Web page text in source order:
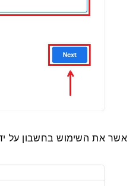
אשר את השימוש בחשבון על